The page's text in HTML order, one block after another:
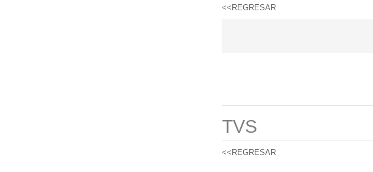
<<REGRESAR
TVS
<<REGRESAR